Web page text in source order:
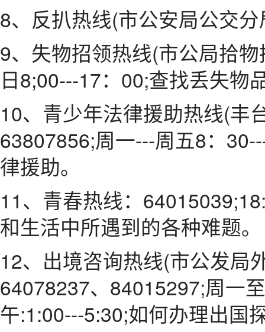
8、反扒热线(市公安局公交
9、失物招领热线(市公局拾
日8;00---17：00;查找丢失物
10、青少年法律援助热线(丰
63807856;周一---周五8：
律援助。
11、青春热线：
和生活中所遇到的各种难题。
12、出境咨询热线(市公发局
64078237、84015297;周一
午:1:00---5:30;如何办理出国